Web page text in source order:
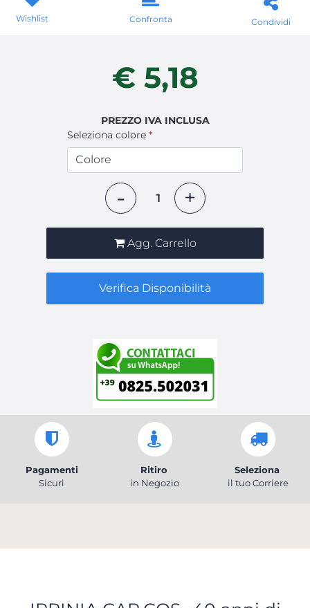
Wishlist Confronta Condividi
€ 5,18
PREZZO IVA INCLUSA
Seleziona colore*
Agg. Carrello
Verifica Disponibilità
Pagamenti
Sicuri
Ritiro
in Negozio
Seleziona
il tuo Corriere